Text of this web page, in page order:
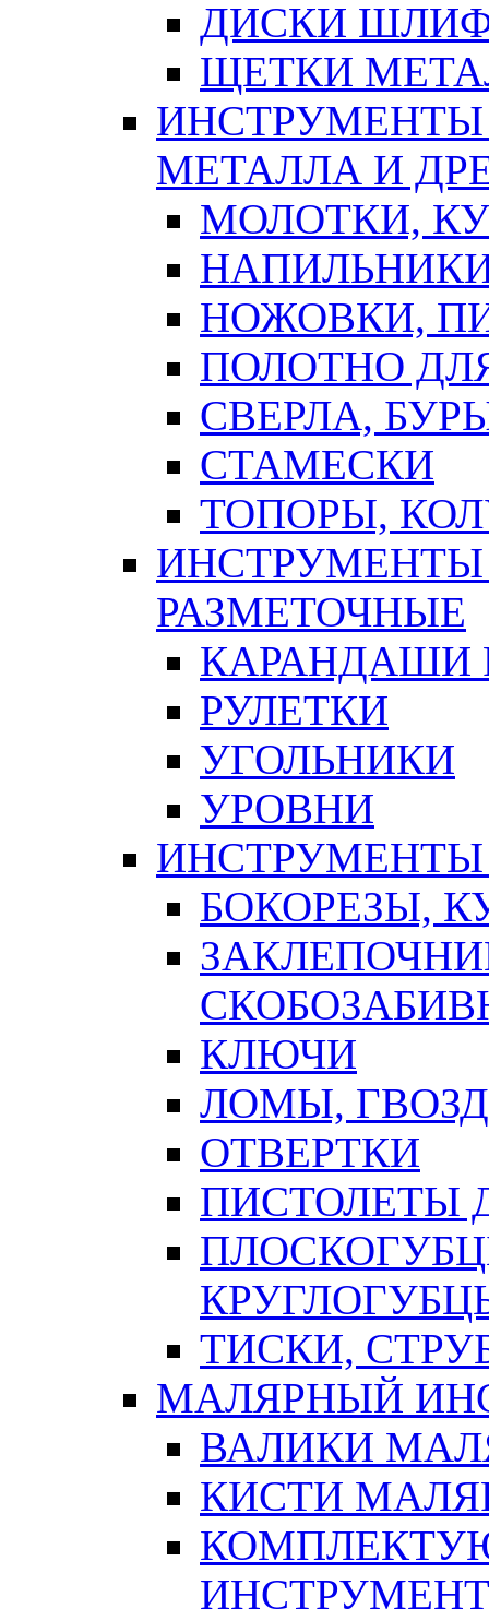
ДИСКИ
ЩЕТКИ
ИНСТРУМЕНТЫ
МЕТАЛЛА И
МОЛОТКИ,
НОЖОВКИ,
ПОЛОТНО
СВЕРЛА,
СТАМЕСКИ
ТОПОРЫ,
ИНСТРУМЕНТЫ
РАЗМЕТОЧНЫЕ
КАРАНДАШИ
РУЛЕТКИ
УГОЛЬНИКИ
УРОВНИ
БОКОРЕЗЫ,
КЛЮЧИ
ЛОМЫ,
ОТВЕРТКИ
ПИСТОЛЕТЫ
ТИСКИ,
МАЛЯРНЫЙ
ВАЛИКИ
КИСТИ